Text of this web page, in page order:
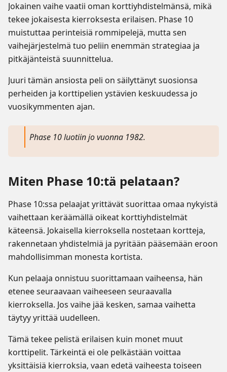
Jokainen vaihe vaatii oman korttiyhdistelmänsä, mikä
tekee jokaisesta kierroksesta erilaisen. Phase 10
muistuttaa perinteisiä rommipelejä, mutta sen
vaihejärjestelmä tuo peliin enemmän strategiaa ja
pitkäjänteistä suunnittelua.
Juuri tämän ansiosta peli on säilyttänyt suosionsa
perheiden ja korttipelien ystävien keskuudessa jo
vuosikymmenten ajan.
Phase 10 luotiin jo vuonna 1982.
Miten Phase 10:tä pelataan?
Phase 10:ssa pelaajat yrittävät suorittaa omaa nykyistä
vaihettaan keräämällä oikeat korttiyhdistelmät
käteensä. Jokaisella kierroksella nostetaan kortteja,
rakennetaan yhdistelmiä ja pyritään pääsemään eroon
mahdollisimman monesta kortista.
Kun pelaaja onnistuu suorittamaan vaiheensa, hän
etenee seuraavaan vaiheeseen seuraavalla
kierroksella. Jos vaihe jää kesken, samaa vaihetta
täytyy yrittää uudelleen.
Tämä tekee pelistä erilaisen kuin monet muut
korttipelit. Tärkeintä ei ole pelkästään voittaa
yksittäisiä kierroksia, vaan edetä vaiheesta toiseen